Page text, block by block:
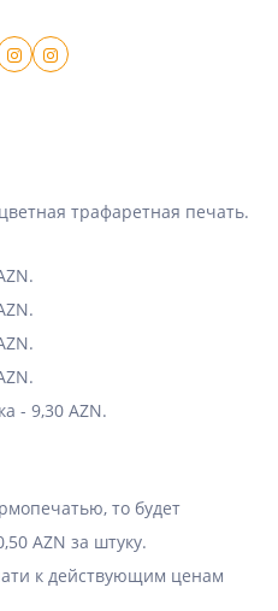
трафаретная печать.
- 9,30 AZN.
то будет
AZN за штуку.
к действующим ценам